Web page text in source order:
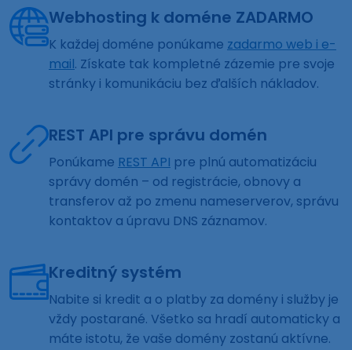
Webhosting k doméne ZADARMO
K každej doméne ponúkame zadarmo web i e-
mail. Získate tak kompletné zázemie pre svoje
stránky i komunikáciu bez ďalších nákladov.
REST API pre správu domén
Ponúkame REST API pre plnú automatizáciu
správy domén – od registrácie, obnovy a
transferov až po zmenu nameserverov, správu
kontaktov a úpravu DNS záznamov.
Kreditný systém
Nabite si kredit a o platby za domény i služby je
vždy postarané. Všetko sa hradí automaticky a
máte istotu, že vaše domény zostanú aktívne.